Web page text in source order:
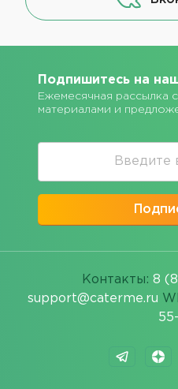
Подпишитесь на
Ежемесячная рассылка
материалами и
Контакты: 8
support@caterme.ru